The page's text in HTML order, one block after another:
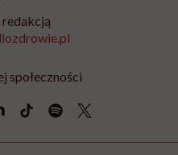
społeczności